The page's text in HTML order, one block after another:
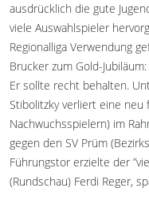
ausdrücklich die gute
viele Auswahlspieler
Regionalliga Verwendung
Brucker zum Gold-
Er sollte recht behalten.
Stibolitzky verliert eine neu
Nachwuchsspielern) im
gegen den SV Prüm
Führungstor erzielte der
(Rundschau) Ferdi Reger,